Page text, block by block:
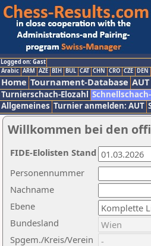
Logged on: Gast
Arabic ARM AZE BIH BUL CAT CHN CRO CZE DEN
Home Tournament-Database
Turnierschach-Elozahl
Allgemeines Turnier anmelden: AUT
Willkommen bei den
Nachname
Ebene
Personennummer
Bundesland
Spgem./Kreis/Verein
FIDE-Elolisten Stand